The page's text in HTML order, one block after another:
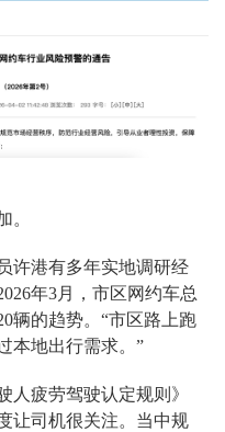
。
许港有多年实地调研经
年3月，市区网约车总
辆的趋势。“市区路上跑
本地出行需求。”
人疲劳驾驶认定规则》
让司机很关注。当中规